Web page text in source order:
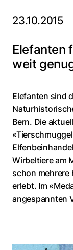
23.10.2015
Elefanten
weit
Elefanten sind
Bern. Die
Wirbeltiere am
schon mehrere
erlebt. Im
angespannten